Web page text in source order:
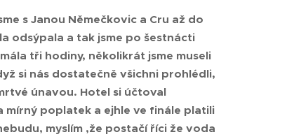
s Janou Němečkovic a Cru až do
odsýpala a tak jsme po šestnácti
tři hodiny, několikrát jsme museli
si nás dostatečně všichni prohlédli,
únavou. Hotel si účtoval
mírný poplatek a ejhle ve finále platili
myslím ,že postačí říci že voda